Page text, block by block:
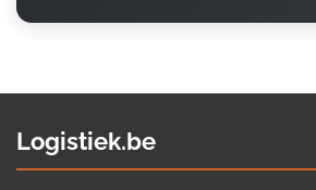
Logistiek.be